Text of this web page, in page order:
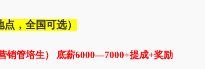
，全国可选）
销管培生） 底薪6000—7000+提成+奖励